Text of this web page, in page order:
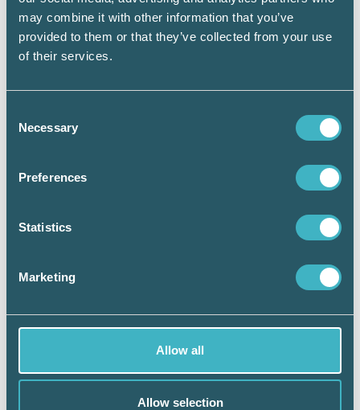
may combine it with other information that you’ve
provided to them or that they’ve collected from your use
of their services.
Selection
Necessary
Preferences
Statistics
Marketing
Allow all
Allow selection
programmet och anmäla dig.
Therese Slettengren